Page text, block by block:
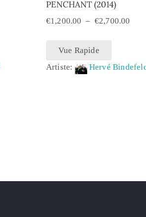
PENCHANT (2014)
€1,200.00 – €2,700.00
Vue Rapide
Artiste:
Hervé